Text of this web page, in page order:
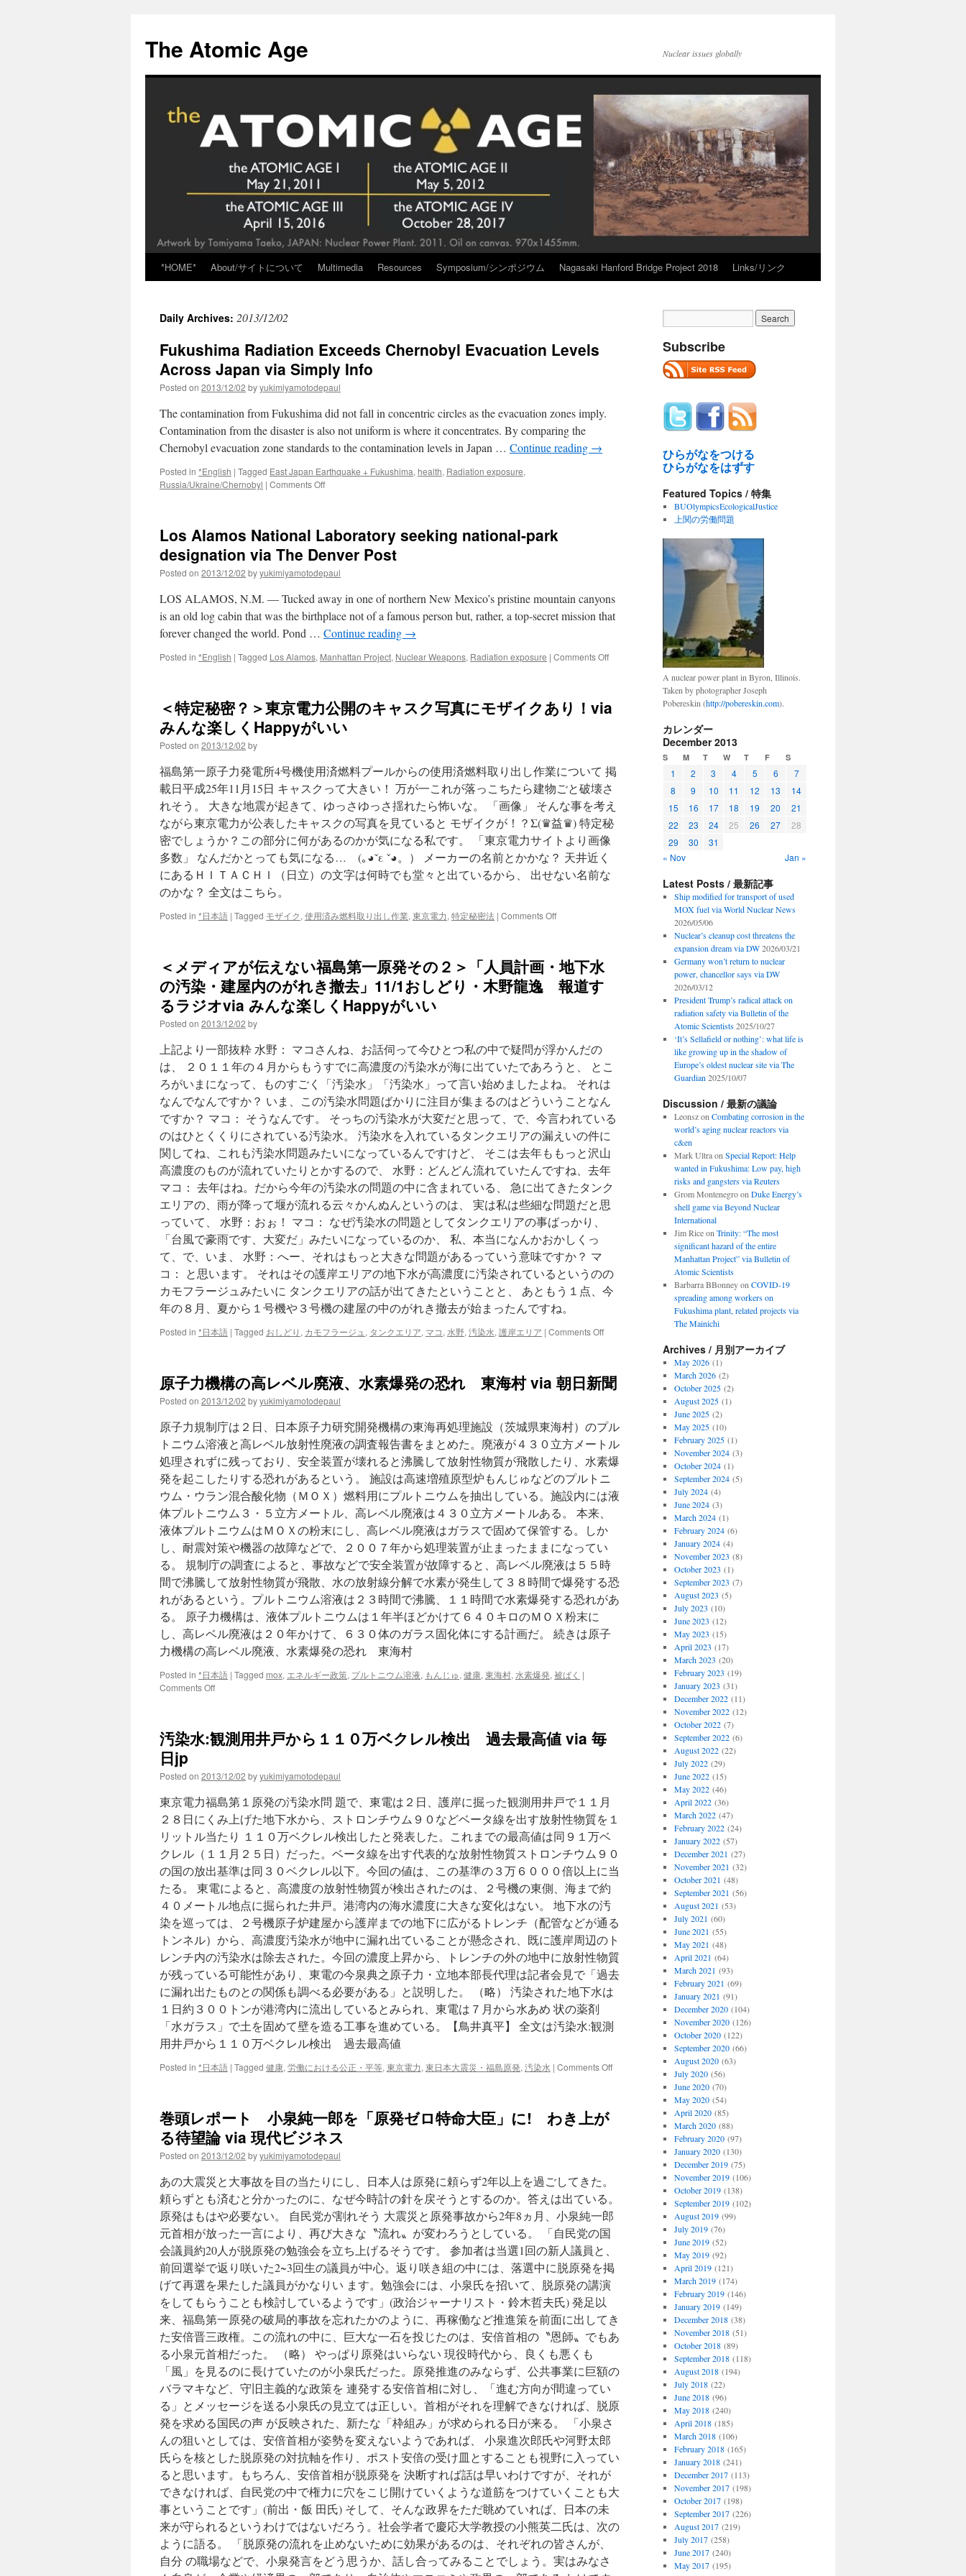
content
The Atomic Age Nuclear issues globally
*HOME* About/サイトについて Multimedia Resources Symposium/シンポジウム Nagasaki Hanford Bridge Project 2018 Links/リンク
Daily Archives: 2013/12/02
Fukushima Radiation Exceeds Chernobyl Evacuation Levels
Across Japan via Simply Info
Posted on 2013/12/02 byyukimiyamotodepaul
The contamination from Fukushima did not fall in concentric circles as the evacuation zones imply.
Contamination from the disaster is also not uniform is where it concentrates. By comparing the
Chernobyl evacuation zone standards to the contamination levels in Japan … Continue reading →
Posted in *English | Tagged East Japan Earthquake + Fukushima, health, Radiation exposure,
Russia/Ukraine/Chernobyl | Comments Offon
Chernobyl
Evacuation
Levels
Across
via
Simply
Info
Los Alamos National Laboratory seeking national-park
designation via The Denver Post
Posted on 2013/12/02 byyukimiyamotodepaul
LOS ALAMOS, N.M. — Tucked away in one of northern New Mexico’s pristine mountain canyons
is an old log cabin that was the birthplace not of a famous person but, rather, a top-secret mission that
forever changed the world. Pond … Continue reading →
Posted in *English | Tagged Los Alamos, Manhattan Project, Nuclear Weapons, Radiation exposure | Comments Offon
Laboratory
via
The
Denver
Post
＜特定秘密？＞東京電力公開のキャスク写真にモザイクあり！via
みんな楽しくHappyがいい
Posted on 2013/12/02 by
福島第一原子力発電所4号機使用済燃料プールからの使用済燃料取り出し作業について 掲
載日平成25年11月15日 キャスクって大きい！ 万が一これが落っこちたら建物ごと破壊さ
れそう。 大きな地震が起きて、ゆっさゆっさ揺れたら怖いな。 「画像」 そんな事を考え
ながら東京電力が公表したキャスクの写真を見ていると モザイクが！？Σ(♛益♛) 特定秘
密でしょうか？この部分に何があるのかが気になる私です。 「東京電力サイトより画像
多数」 なんだかとっても気になる… (｡◕ˇε ˇ◕。） メーカーの名前とかかな？ 天井近く
にあるＨＩＴＡＣＨＩ（日立）の文字は何時でも堂々と出ているから、 出せない名前な
のかな？ 全文はこちら。
Posted in *日本語 | Tagged モザイク, 使用済み燃料取り出し作業, 東京電力, 特定秘密法 | Comments Offon
秘
密？
＞
力
公
開
の
キ
ャ
ス
ク
写
真
に
モ
ザ
イ
ク
あ
り！
via
み
ん
楽
し
い
い
＜メディアが伝えない福島第一原発その２＞「人員計画・地下水
の汚染・建屋内のがれき撤去」11/1おしどり・木野龍逸 報道す
るラジオvia みんな楽しくHappyがいい
Posted on 2013/12/02 by
上記より一部抜粋 水野： マコさんね、お話伺って今ひとつ私の中で疑問が浮かんだの
は、 ２０１１年の４月からもうすでに高濃度の汚染水が海に出ていたであろうと、 とこ
ろがいまになって、ものすごく「汚染水」「汚染水」って言い始めましたよね。 それは
なんでなんですか？ いま、この汚染水問題ばかりに注目が集まるのはどういうことなん
ですか？ マコ： そうなんです。 そっちの汚染水が大変だと思って、で、今言われている
のはひとくくりにされている汚染水。 汚染水を入れているタンクエリアの漏えいの件に
関してね、これも汚染水問題みたいになっているんですけど、 そこは去年ももっと沢山
高濃度のものが流れていたりとかするので、 水野：どんどん流れていたんですね、去年
マコ： 去年はね。だから今年の汚染水の問題の中に含まれている、 急に出てきたタンク
エリアの、雨が降って堰が流れる云々かんぬんというのは、 実は私は些細な問題だと思
っていて、 水野：おぉ！ マコ： なぜ汚染水の問題としてタンクエリアの事ばっかり、
「台風で豪雨です、大変だ」みたいになっているのか、 私、本当になんかおかしくっ
て、で、いま、 水野：へー、それはもっと大きな問題があるっていう意味ですか？ マ
コ： と思います。 それはその護岸エリアの地下水が高濃度に汚染されているというのの
カモフラージュみたいに タンクエリアの話が出てきたということと、 あともう１点、今
年の８月、夏から１号機や３号機の建屋の中のがれき撤去が始まったんですね。
Posted in *日本語 | Tagged おしどり , カモフラージュ , タンクエリア, マコ, 水野, 汚染水, 護岸エリア | Comments Offon
ィ
伝
え
な
い
福
島
第
発
そ
の
２
＞
「人
計
画・
建
屋
れ
き
撤
去」
11/1
お
し
ど
り・
木
野
龍
逸
報
道
す
ジ
み
し
い
原子力機構の高レベル廃液、水素爆発の恐れ 東海村 via 朝日新聞
Posted on 2013/12/02 byyukimiyamotodepaul
原子力規制庁は２日、日本原子力研究開発機構の東海再処理施設（茨城県東海村）のプル
トニウム溶液と高レベル放射性廃液の調査報告書をまとめた。廃液が４３０立方メートル
処理されずに残っており、安全装置が壊れると沸騰して放射性物質が飛散したり、水素爆
発を起こしたりする恐れがあるという。 施設は高速増殖原型炉もんじゅなどのプルトニ
ウム・ウラン混合酸化物（ＭＯＸ）燃料用にプルトニウムを抽出している。施設内には液
体プルトニウム３・５立方メートル、高レベル廃液は４３０立方メートルある。 本来、
液体プルトニウムはＭＯＸの粉末にし、高レベル廃液はガラスで固めて保管する。しか
し、耐震対策や機器の故障などで、２００７年から処理装置が止まったままになってい
る。 規制庁の調査によると、事故などで安全装置が故障すると、高レベル廃液は５５時
間で沸騰して放射性物質が飛散、水の放射線分解で水素が発生して３８時間で爆発する恐
れがあるという。プルトニウム溶液は２３時間で沸騰、１１時間で水素爆発する恐れがあ
る。 原子力機構は、液体プルトニウムは１年半ほどかけて６４０キロのＭＯＸ粉末に
し、高レベル廃液は２０年かけて、６３０体のガラス固化体にする計画だ。 続きは原子
力機構の高レベル廃液、水素爆発の恐れ 東海村
Posted in *日本語 | Tagged mox, エネルギー政策, プルトニウム溶液, もんじゅ, 健康, 東海村, 水素爆発, 被ばく |
Comments Offon
機
高
ベ
ル
廃
液、
水
素
爆
発
の
恐
れ
東
海
村
via
朝
日
新
聞
汚染水:観測用井戸から１１０万ベクレル検出 過去最高値 via 毎
日jp
Posted on 2013/12/02 byyukimiyamotodepaul
東京電力福島第１原発の汚染水問 題で、東電は２日、護岸に掘った観測用井戸で１１月
２８日にくみ上げた地下水から、ストロンチウム９０などベータ線を出す放射性物質を１
リットル当たり １１０万ベクレル検出したと発表した。これまでの最高値は同９１万ベ
クレル（１１月２５日）だった。ベータ線を出す代表的な放射性物質ストロンチウム９０
の国の放出基準は同３０ベクレル以下。今回の値は、この基準の３万６０００倍以上に当
たる。 東電によると、高濃度の放射性物質が検出されたのは、２号機の東側、海まで約
４０メートル地点に掘られた井戸。港湾内の海水濃度に大きな変化はない。 地下水の汚
染を巡っては、２号機原子炉建屋から護岸までの地下に広がるトレンチ（配管などが通る
トンネル）から、高濃度汚染水が地中に漏れ出ていることが懸念され、既に護岸周辺のト
レンチ内の汚染水は除去された。今回の濃度上昇から、トレンチの外の地中に放射性物質
が残っている可能性があり、東電の今泉典之原子力・立地本部長代理は記者会見で「過去
に漏れ出たものとの関係も調べる必要がある」と説明した。 （略） 汚染された地下水は
１日約３００トンが港湾内に流出しているとみられ、東電は７月から水あめ 状の薬剤
「水ガラス」で土を固めて壁を造る工事を進めている。【鳥井真平】 全文は汚染水:観測
用井戸から１１０万ベクレル検出 過去最高値
Posted in *日本語 | Tagged 健康, 労働における公正・平等, 東京電力, 東日本大震災・福島原発, 汚染水 | Comments Offon
１
ベ
ク
出
過
高
via
毎
巻頭レポート 小泉純一郎を「原発ゼロ特命大臣」に! わき上が
る待望論 via 現代ビジネス
Posted on 2013/12/02 byyukimiyamotodepaul
あの大震災と大事故を目の当たりにし、日本人は原発に頼らず2年以上を過ごしてきた。
頼らずとも済むと分かったのに、なぜ今時計の針を戻そうとするのか。答えは出ている。
原発はもはや必要ない。 自民党が割れそう 大震災と原発事故から2年8ヵ月、小泉純一郎
元首相が放った一言により、再び大きな〝流れ〟が変わろうとしている。 「自民党の国
会議員約20人が脱原発の勉強会を立ち上げるそうです。 参加者は当選1回の新人議員と、
前回選挙で返り咲いた2~3回生の議員が中心。返り咲き組の中には、落選中に脱原発を掲
げて再選を果たした議員がかなりい ます。勉強会には、小泉氏を招いて、脱原発の講演
をしてもらうことも検討しているようです」(政治ジャーナリスト・鈴木哲夫氏) 発足以
来、福島第一原発の破局的事故を忘れたかのように、再稼働など推進策を前面に出してき
た安倍晋三政権。この流れの中に、巨大な一石を投じたのは、安倍首相の〝恩師〟でもあ
る小泉元首相だった。 （略） やっぱり原発はいらない 現役時代から、良くも悪くも
「風」を見るのに長けていたのが小泉氏だった。原発推進のみならず、公共事業に巨額の
バラマキなど、守旧主義的な政策を 連発する安倍首相に対し、「進む方向が間違ってい
る」とメッセージを送る小泉氏の見立ては正しい。首相がそれを理解できなければ、脱原
発を求める国民の声 が反映された、新たな「枠組み」が求められる日が来る。 「小泉さ
んの狙いとしては、安倍首相が姿勢を変えないようであれば、 小泉進次郎氏や河野太郎
氏らを核とした脱原発の対抗軸を作り、ポスト安倍の受け皿とすることも視野に入ってい
ると思います。もちろん、安倍首相が脱原発を 決断すれば話は早いわけですが、それが
できなければ、自民党の中で権力に穴をこじ開けていくような道筋をつけていくことも大
事ということです」(前出・飯 田氏) そして、そんな政界をただ眺めていれば、日本の未
来が守られるというわけではないだろう。社会学者で慶応大学教授の小熊英二氏は、次の
ように語る。 「脱原発の流れを止めないために効果があるのは、それぞれの皆さんが、
自分 の職場などで、小泉発言をどう思うか、話し合ってみることでしょう。実はみなさ
Subscribe
ひらがなをつける
ひらがなをはずす
Featured Topics / 特集
BUOlympicsEcologicalJustice
上関の労働問題
A nuclear power plant in Byron, Illinois.
Taken by photographer Joseph
Pobereskin (http://pobereskin.com).
カレンダー
December 2013
S M T W T F S
1 2 3 4 5 6
7
8
9 10 11 12 13
14
15
16 17 18 19 20
21
22
23 24 25 26 27
28
29
30
31
« Nov
Jan »
Latest Posts / 最新記事
Ship modified for transport of used
MOX fuel via World Nuclear News
2026/05/06
Nuclear’s cleanup cost threatens the
expansion dream via DW 2026/03/21
Germany won’t return to nuclear
power, chancellor says via DW
2026/03/12
President Trump’s radical attack on
radiation safety via Bulletin of the
Atomic Scientists 2025/10/27
‘It’s Sellafield or nothing’: what life is
like growing up in the shadow of
Europe’s oldest nuclear site via The
Guardian 2025/10/07
Discussion / 最新の議論
Leonszon Combating corrosion in the
world’s aging nuclear reactors via
c&en
Mark Ultraon Special Report: Help
wanted in Fukushima: Low pay, high
risks and gangsters via Reuters
Grom Montenegroon Duke Energy’s
shell game via Beyond Nuclear
International
Jim Riceon Trinity: “The most
significant hazard of the entire
Manhattan Project” via Bulletin of
Atomic Scientists
Barbarra BBonneyon COVID-19
spreading among workers on
Fukushima plant, related projects via
The Mainichi
Archives / 月別アーカイブ
May 2026(1)
March 2026(2)
October 2025(2)
August 2025(1)
June 2025(2)
May 2025(10)
February 2025(1)
November 2024(3)
October 2024(1)
September 2024(5)
July 2024(4)
June 2024(3)
March 2024(1)
February 2024(6)
January 2024(4)
November 2023 (8)
October 2023 (1)
September 2023 (7)
August 2023 (5)
July 2023 (10)
June 2023 (12)
May 2023 (15)
April 2023 (17)
March 2023 (20)
February 2023 (19)
January 2023 (31)
December 2022(11)
November 2022(12)
October 2022(7)
September 2022(6)
August 2022(22)
July 2022(29)
June 2022(15)
May 2022(46)
April 2022(36)
March 2022(47)
February 2022(24)
January 2022(57)
December 2021 (27)
November 2021 (32)
October 2021 (48)
September 2021 (56)
August 2021 (53)
July 2021 (60)
June 2021 (55)
May 2021 (48)
April 2021 (64)
March 2021 (93)
February 2021 (69)
January 2021 (91)
December 2020(104)
November 2020(126)
October 2020(122)
September 2020(66)
August 2020(63)
July 2020(56)
June 2020(70)
May 2020(54)
April 2020(85)
March 2020(88)
February 2020(97)
January 2020(130)
December 2019(75)
November 2019(106)
October 2019(138)
September 2019(102)
August 2019(99)
July 2019(76)
June 2019(52)
May 2019(92)
April 2019(121)
March 2019(174)
February 2019(146)
January 2019(149)
December 2018(38)
November 2018(51)
October 2018(89)
September 2018(118)
August 2018(194)
July 2018(22)
June 2018(96)
May 2018(240)
April 2018(185)
March 2018(106)
February 2018(165)
January 2018(241)
December 2017(113)
November 2017(198)
October 2017(198)
September 2017(226)
August 2017(219)
July 2017(258)
June 2017(240)
May 2017(195)